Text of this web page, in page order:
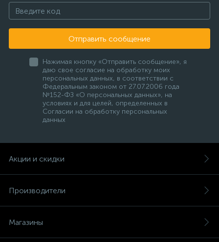
Отправить сообщение
Нажимая кнопку «Отправить сообщение», я
даю свое согласие на обработку моих
персональных данных, в соответствии с
Федеральным законом от 27.07.2006 года
№152-ФЗ «О персональных данных», на
условиях и для целей, определенных в
Согласии на обработку персональных
данных
Акции и скидки
Производители
Магазины